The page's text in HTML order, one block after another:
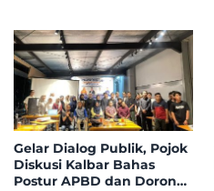
Gelar Dialog Publik, Pojok
Diskusi Kalbar Bahas
Postur APBD dan Dorong